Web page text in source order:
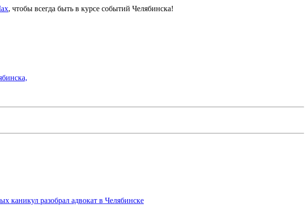
, чтобы всегда быть в курсе событий Челябинска!
каникул разобрал адвокат в Челябинске